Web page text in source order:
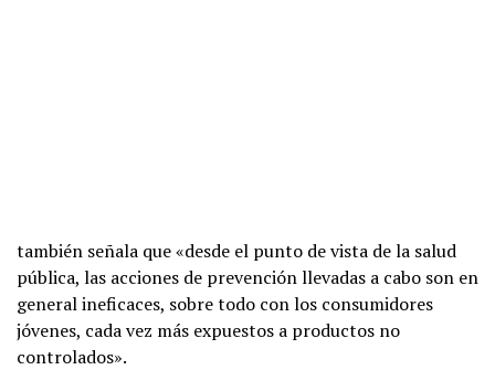
también señala que «desde el punto de vista de la salud
pública, las acciones de prevención llevadas a cabo son en
general ineficaces, sobre todo con los consumidores
jóvenes, cada vez más expuestos a productos no
controlados».